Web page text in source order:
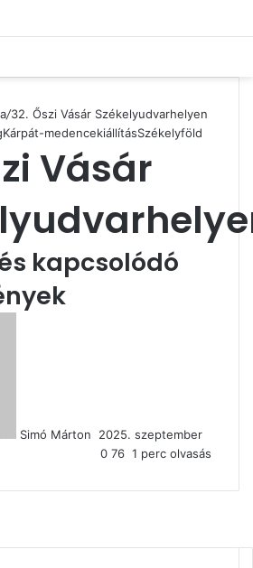
/32. Őszi Vásár Székelyudvarhelyen
Kárpát-medencekiállításSzékelyföld
Vásár
kapcsolódó
Simó Márton
2025. szeptember
0 76 1 perc olvasás